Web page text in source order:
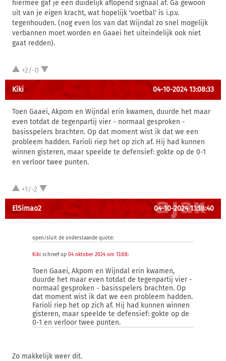
hiermee gaf je een duidelijk aflopend signaal af. Ga gewoon
uit van je eigen kracht, wat hopelijk 'voetbal' is i.p.v.
tegenhouden. (nog even los van dat Wijndal zo snel mogelijk
verbannen moet worden en Gaaei het uiteindelijk ook niet
gaat redden).
+2/-0
Kiki 04-10-2024 13:08:33
Toen Gaaei, Akpom en Wijndal erin kwamen, duurde het maar
even totdat de tegenpartij vier - normaal gesproken -
basisspelers brachten. Op dat moment wist ik dat we een
probleem hadden. Farioli riep het op zich af. Hij had kunnen
winnen gisteren, maar speelde te defensief: gokte op de 0-1
en verloor twee punten.
+1/-2
ElSimao2 04-10-2024 13:18:40
open/sluit de onderstaande quote:
Kiki schreef op 04 oktober 2024 om 13:08:
Toen Gaaei, Akpom en Wijndal erin kwamen,
duurde het maar even totdat de tegenpartij vier -
normaal gesproken - basisspelers brachten. Op
dat moment wist ik dat we een probleem hadden.
Farioli riep het op zich af. Hij had kunnen winnen
gisteren, maar speelde te defensief: gokte op de
0-1 en verloor twee punten.
Zo makkelijk weer dit.